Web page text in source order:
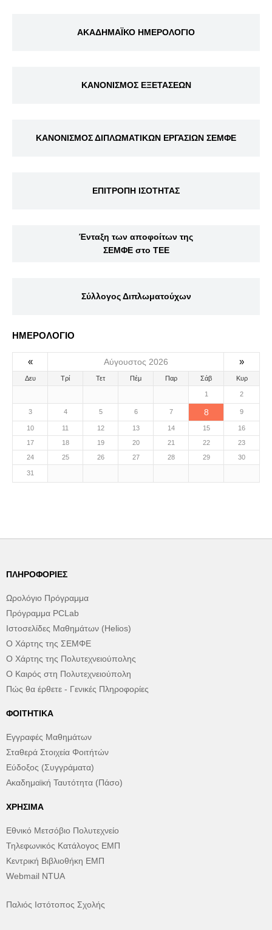
ΑΚΑΔΗΜΑΪΚΟ ΗΜΕΡΟΛΟΓΙΟ
ΚΑΝΟΝΙΣΜΟΣ ΕΞΕΤΑΣΕΩΝ
ΚΑΝΟΝΙΣΜΟΣ ΔΙΠΛΩΜΑΤΙΚΩΝ ΕΡΓΑΣΙΩΝ ΣΕΜΦΕ
ΕΠΙΤΡΟΠΗ ΙΣΟΤΗΤΑΣ
Ένταξη των αποφοίτων της
ΣΕΜΦΕ στο ΤΕΕ
Σύλλογος Διπλωματούχων
ΗΜΕΡΟΛΟΓΙΟ
« Αύγουστος 2026 »
Δευ Τρί Τετ Πέμ Παρ Σάβ Κυρ
1 2
3 4 5 6 7 8 9
10 11 12 13 14 15
16
17
18 19 20 21 22
23
24
25 26 27 28 29 30
31
ΠΛΗΡΟΦΟΡΊΕΣ
Ωρολόγιο Πρόγραμμα
Πρόγραμμα PCLab
Ιστοσελίδες Μαθημάτων (Helios)
Ο Χάρτης της ΣΕΜΦΕ
Ο Χάρτης της Πολυτεχνειούπολης
Ο Καιρός στη Πολυτεχνειούπολη
Πώς θα έρθετε - Γενικές Πληροφορίες
ΦΟΙΤΗΤΙΚΆ
Εγγραφές Μαθημάτων
Σταθερά Στοιχεία Φοιτήτών
Εύδοξος (Συγγράματα)
Ακαδημαϊκή Ταυτότητα (Πάσο)
ΧΡΉΣΙΜΑ
Εθνικό Μετσόβιο Πολυτεχνείο
Τηλεφωνικός Κατάλογος ΕΜΠ
Κεντρική Βιβλιοθήκη ΕΜΠ
Webmail NTUA
Παλιός Ιστότοπος Σχολής